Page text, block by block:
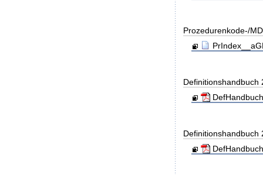
Prozedurenkode-/
Definitionshandbuch
Definitionshandbuch